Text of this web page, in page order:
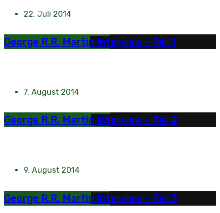
22. Juli 2014
George R.R. Martin Interview – Teil 1
7. August 2014
George R.R. Martin Interview – Teil 2
9. August 2014
George R.R. Martin Interview – Teil 3